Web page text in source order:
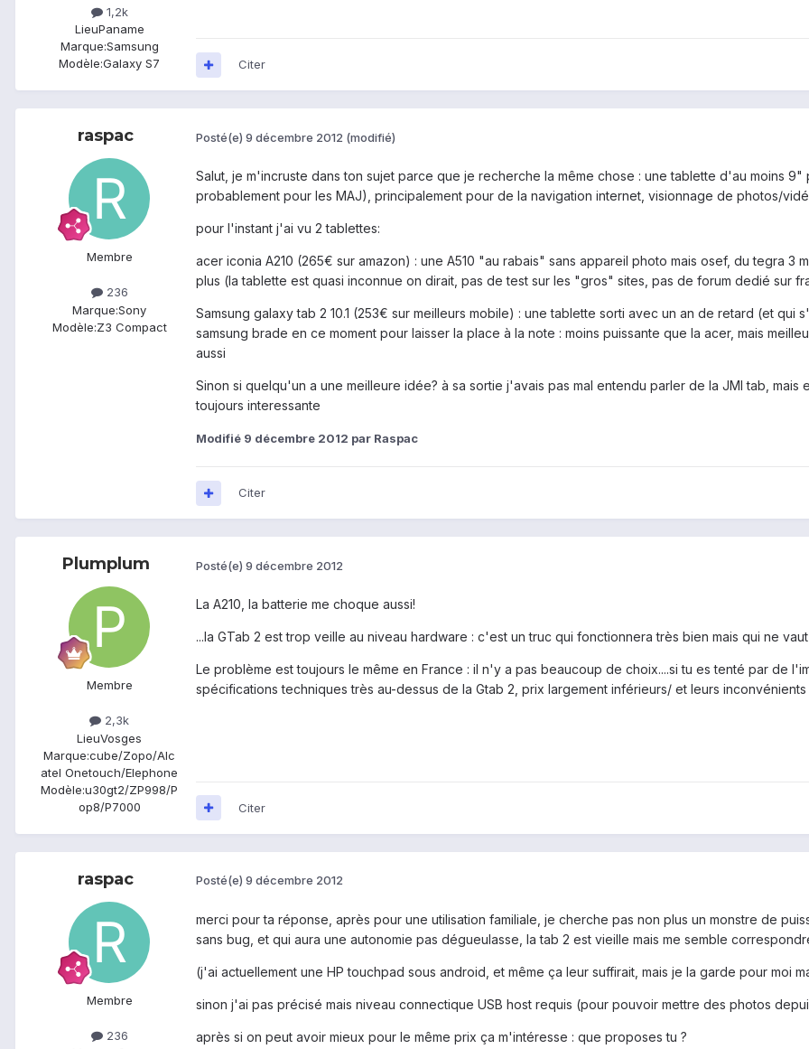
1,2k
LieuPaname
Marque:Samsung
Modèle:Galaxy S7 Citer
raspac
Membre
236
Marque:Sony
Modèle:Z3 Compact
Posté(e) 9 décembre 2012 (modifié)
Salut, je m'incruste dans ton sujet parce que je recherche la même chose : une tablette d'au moins
probablement pour les MAJ), principalement pour de la navigation internet, visionnage de photos/
pour l'instant j'ai vu 2 tablettes:
acer iconia A210 (265€ sur amazon) : une A510 "au rabais" sans appareil photo mais osef, du tegra 3
plus (la tablette est quasi inconnue on dirait, pas de test sur les "gros" sites, pas de forum dedié sur
Samsung galaxy tab 2 10.1 (253€ sur meilleurs mobile) : une tablette sorti avec un an de retard (et
samsung brade en ce moment pour laisser la place à la note : moins puissante que la acer, mais
aussi
Sinon si quelqu'un a une meilleure idée? à sa sortie j'avais pas mal entendu parler de la JMI tab,
toujours interessante
Modifié 9 décembre 2012 par Raspac
Citer
Plumplum
Membre
2,3k
LieuVosges
Marque:cube/Zopo/Alc
atel Onetouch/Elephone
Modèle:u30gt2/ZP998/P
op8/P7000
Posté(e) 9 décembre 2012
La A210, la batterie me choque aussi!
...la GTab 2 est trop veille au niveau hardware : c'est un truc qui fonctionnera très bien mais qui ne
Le problème est toujours le même en France : il n'y a pas beaucoup de choix....si tu es tenté par de
spécifications techniques très au-dessus de la Gtab 2, prix largement inférieurs/ et leurs
Citer
raspac
Membre
236
Posté(e) 9 décembre 2012
merci pour ta réponse, après pour une utilisation familiale, je cherche pas non plus un monstre de
sans bug, et qui aura une autonomie pas dégueulasse, la tab 2 est vieille mais me semble
(j'ai actuellement une HP touchpad sous android, et même ça leur suffirait, mais je la garde pour moi
sinon j'ai pas précisé mais niveau connectique USB host requis (pour pouvoir mettre des photos
après si on peut avoir mieux pour le même prix ça m'intéresse : que proposes tu ?